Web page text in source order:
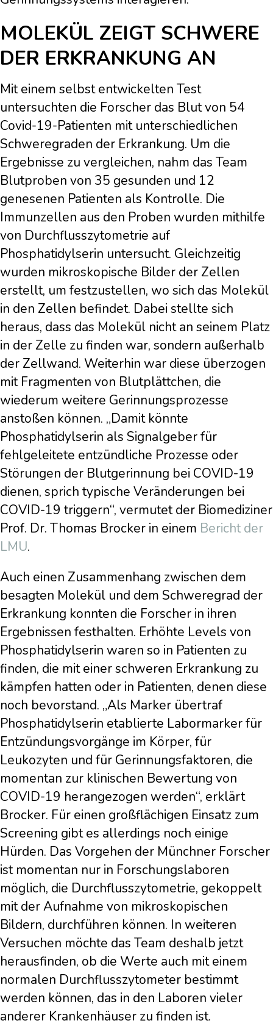
MOLEKÜL ZEIGT SCHWERE
DER ERKRANKUNG AN
Mit einem selbst entwickelten Test
untersuchten die Forscher das Blut von 54
Covid-19-Patienten mit unterschiedlichen
Schweregraden der Erkrankung. Um die
Ergebnisse zu vergleichen, nahm das Team
Blutproben von 35 gesunden und 12
genesenen Patienten als Kontrolle. Die
Immunzellen aus den Proben wurden mithilfe
von Durchflusszytometrie auf
Phosphatidylserin untersucht. Gleichzeitig
wurden mikroskopische Bilder der Zellen
erstellt, um festzustellen, wo sich das Molekül
in den Zellen befindet. Dabei stellte sich
heraus, dass das Molekül nicht an seinem Platz
in der Zelle zu finden war, sondern außerhalb
der Zellwand. Weiterhin war diese überzogen
mit Fragmenten von Blutplättchen, die
wiederum weitere Gerinnungsprozesse
anstoßen können. „Damit könnte
Phosphatidylserin als Signalgeber für
fehlgeleitete entzündliche Prozesse oder
Störungen der Blutgerinnung bei COVID-19
dienen, sprich typische Veränderungen bei
COVID-19 triggern“, vermutet der Biomediziner
Prof. Dr. Thomas Brocker in einem Bericht der
LMU.
Auch einen Zusammenhang zwischen dem
besagten Molekül und dem Schweregrad der
Erkrankung konnten die Forscher in ihren
Ergebnissen festhalten. Erhöhte Levels von
Phosphatidylserin waren so in Patienten zu
finden, die mit einer schweren Erkrankung zu
kämpfen hatten oder in Patienten, denen diese
noch bevorstand. „Als Marker übertraf
Phosphatidylserin etablierte Labormarker für
Entzündungsvorgänge im Körper, für
Leukozyten und für Gerinnungsfaktoren, die
momentan zur klinischen Bewertung von
COVID-19 herangezogen werden“, erklärt
Brocker. Für einen großflächigen Einsatz zum
Screening gibt es allerdings noch einige
Hürden. Das Vorgehen der Münchner Forscher
ist momentan nur in Forschungslaboren
möglich, die Durchflusszytometrie, gekoppelt
mit der Aufnahme von mikroskopischen
Bildern, durchführen können. In weiteren
Versuchen möchte das Team deshalb jetzt
herausfinden, ob die Werte auch mit einem
normalen Durchflusszytometer bestimmt
werden können, das in den Laboren vieler
anderer Krankenhäuser zu finden ist.